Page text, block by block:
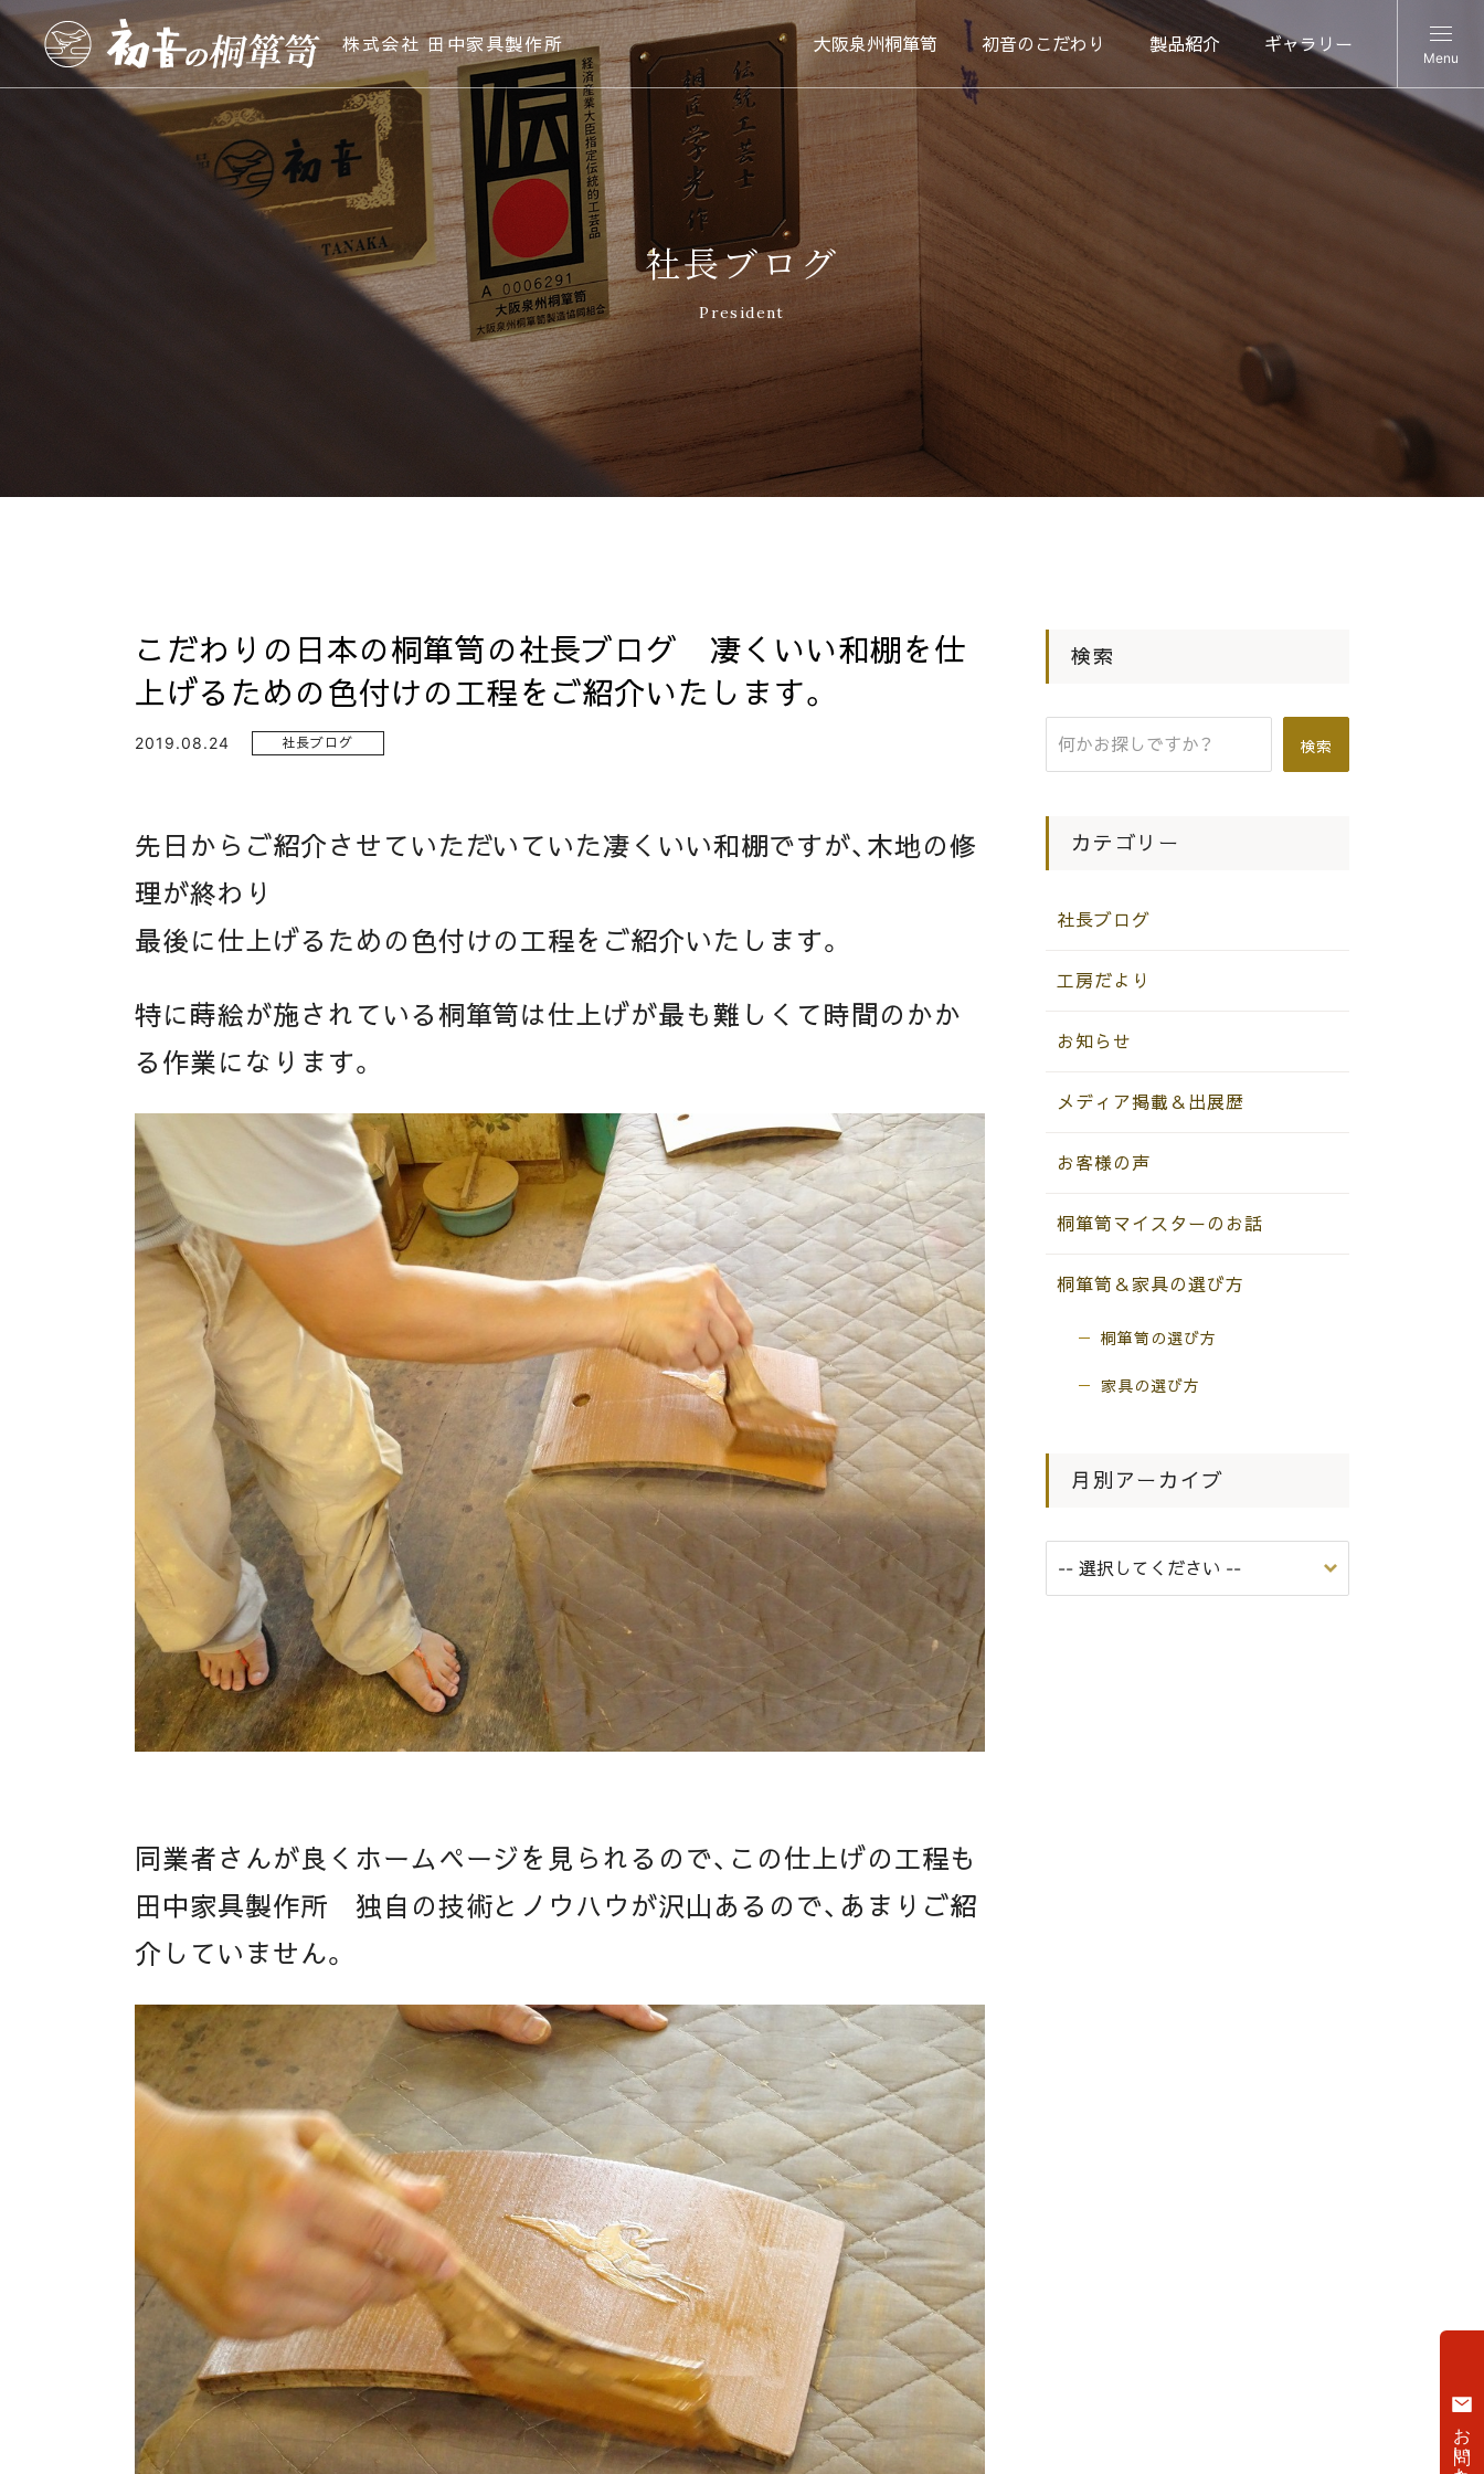
株式会社 田中家具製作所 大阪泉州桐箪笥 初音のこだわり 製品紹介 ギャラリー
Menu
社長ブログ
President
こだわりの日本の桐箪笥の社長ブログ 凄くいい和棚を仕
上げるための色付けの工程をご紹介いたします。
2019.08.24 社長ブログ
先日からご紹介させていただいていた凄くいい和棚ですが、木地の修
理が終わり
最後に仕上げるための色付けの工程をご紹介いたします。
特に蒔絵が施されている桐箪笥は仕上げが最も難しくて時間のかか
る作業になります。
同業者さんが良くホームページを見られるので、この仕上げの工程も
田中家具製作所 独自の技術とノウハウが沢山あるので、あまりご紹
介していません。
検索
検索
カテゴリー
社長ブログ
工房だより
お知らせ
メディア掲載＆出展歴
お客様の声
桐箪笥マイスターのお話
桐箪笥＆家具の選び方
桐箪笥の選び方
家具の選び方
月別アーカイブ